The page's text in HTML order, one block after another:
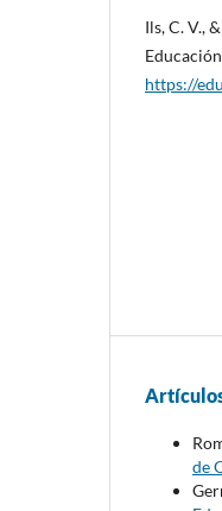
Ils, C. V.,
https://
de